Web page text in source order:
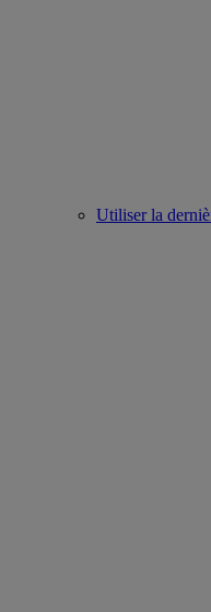
Utiliser la